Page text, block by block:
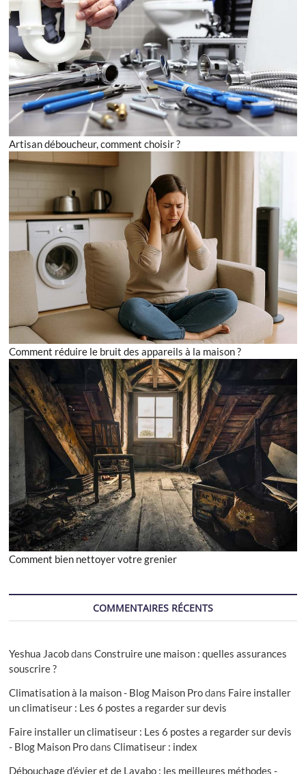
Artisan déboucheur, comment choisir ?
Comment réduire le bruit des appareils à la maison ?
Comment bien nettoyer votre grenier
COMMENTAIRES RÉCENTS
Yeshua JacobdansConstruire une maison : quelles assurances
souscrire ?
Climatisation à la maison - Blog Maison Prodans Faire installer
un climatiseur : Les 6 postes a regarder sur devis
Faire installer un climatiseur : Les 6 postes a regarder sur devis
- Blog Maison ProdansClimatiseur : index
Débouchage d’évier et de Lavabo : les meilleures méthodes -